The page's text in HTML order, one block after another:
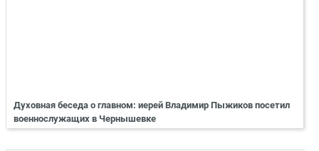
Духовная беседа о главном: иерей Владимир Пыжиков посетил
военнослужащих в Чернышевке